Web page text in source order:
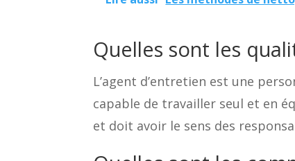
Quelles sont les
L’agent d’entretien est une
capable de travailler seul et en
et doit avoir le sens des